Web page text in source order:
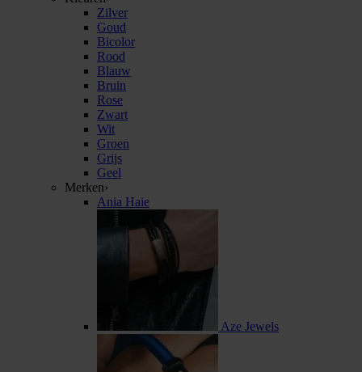
Zilver
Goud
Bicolor
Rood
Blauw
Bruin
Rose
Zwart
Wit
Groen
Grijs
Geel
Merken›
Ania Haie
Aze Jewels